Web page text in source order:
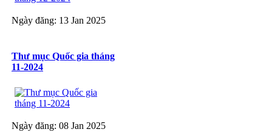
Ngày đăng: 13 Jan 2025
Thư mục Quốc gia tháng
11-2024
Ngày đăng: 08 Jan 2025